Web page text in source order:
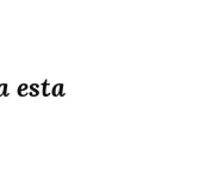
esta